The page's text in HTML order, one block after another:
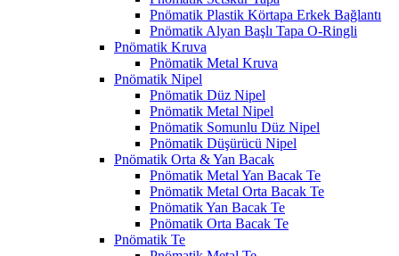
Pnömatik Plastik Körtapa Erkek Bağlantı
Pnömatik Alyan Başlı Tapa O-Ringli
Pnömatik Kruva
Pnömatik Metal Kruva
Pnömatik Nipel
Pnömatik Düz Nipel
Pnömatik Metal Nipel
Pnömatik Somunlu Düz Nipel
Pnömatik Düşürücü Nipel
Pnömatik Orta & Yan Bacak
Pnömatik Metal Yan Bacak Te
Pnömatik Metal Orta Bacak Te
Pnömatik Yan Bacak Te
Pnömatik Orta Bacak Te
Pnömatik Te